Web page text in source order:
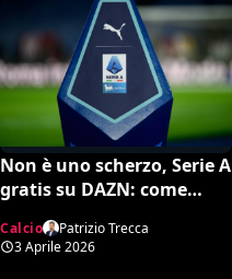
Non è uno scherzo, Serie A
gratis su DAZN: come
Calcio
Patrizio Trecca
3 Aprile 2026